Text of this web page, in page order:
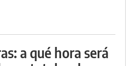
a qué hora será